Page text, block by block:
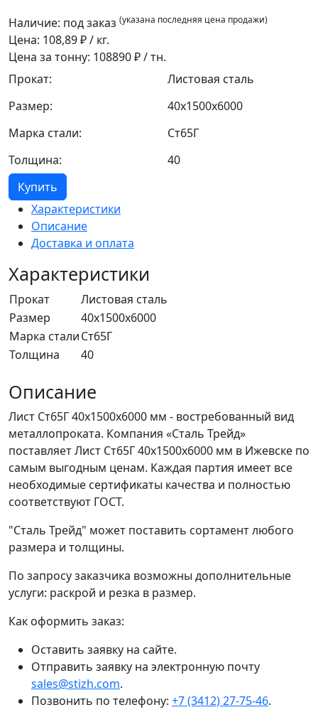
Наличие: под заказ (указана последняя цена продажи)
Цена: 108,89₽ / кг.
Цена за тонну: 108890₽ / тн.
Прокат:
Листовая сталь
Размер:
40x1500x6000
Марка стали:
Ст65Г
Толщина:
40
Купить
Характеристики
Описание
Доставка и оплата
Характеристики
Прокат
Листовая сталь
Размер
40x1500x6000
Марка сталиСт65Г
Толщина
40
Описание
Лист Ст65Г 40x1500x6000 мм - востребованный вид
металлопроката. Компания «Сталь Трейд»
поставляет Лист Ст65Г 40x1500x6000 мм в Ижевске по
самым выгодным ценам. Каждая партия имеет все
необходимые сертификаты качества и полностью
соответствуют ГОСТ.
"Сталь Трейд" может поставить сортамент любого
размера и толщины.
По запросу заказчика возможны дополнительные
услуги: раскрой и резка в размер.
Как оформить заказ:
Оставить заявку на сайте.
Отправить заявку на электронную почту
sales@stizh.com.
Позвонить по телефону: +7 (3412) 27-75-46.